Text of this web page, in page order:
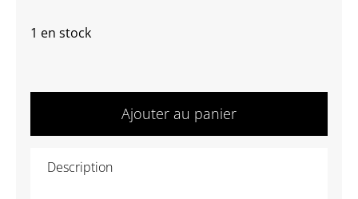
1 en stock
de
Ajouter au panier
Description